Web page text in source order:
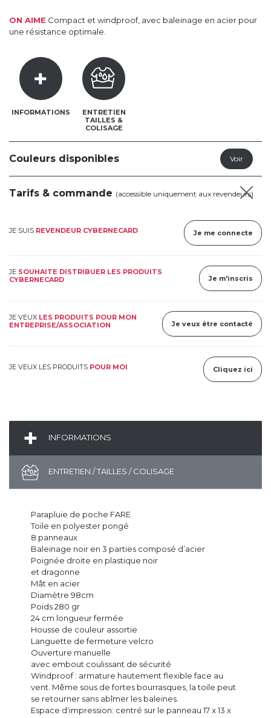
ON AIME Compact et windproof, avec baleinage en acier pour
une résistance optimale.
INFORMATIONS
ENTRETIEN
TAILLES &
COLISAGE
Couleurs disponibles
Tarifs & commande (accessible uniquement aux revendeurs)
JE SUIS REVENDEUR CYBERNECARD Je me connecte
JE SOUHAITE DISTRIBUER LES PRODUITS
CYBERNECARD
Je m'inscris
JE VEUX LES PRODUITS POUR MON
ENTREPRISE/ASSOCIATION
Je veux être contacté
JE VEUX LES PRODUITS POUR MOI Cliquez ici
INFORMATIONS
ENTRETIEN / TAILLES / COLISAGE
Parapluie de poche FARE
Toile en polyester pongé
8 panneaux
Baleinage noir en 3 parties composé d’acier
Poignée droite en plastique noir
et dragonne
Mât en acier
Diamètre 98cm
Poids 280 gr
24 cm longueur fermée
Housse de couleur assortie
Languette de fermeture velcro
Ouverture manuelle
avec embout coulissant de sécurité
Windproof : armature hautement flexible face au
vent. Même sous de fortes bourrasques, la toile peut
se retourner sans abîmer les baleines.
Espace d'impression: centré sur le panneau 17 x 13 x